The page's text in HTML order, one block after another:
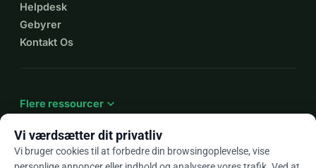
Helpdesk
Gebyrer
Kontakt Os
Flere ressourcer expand_more
Vi værdsætter dit privatliv
Vi bruger cookies til at forbedre din browsingoplevelse, vise